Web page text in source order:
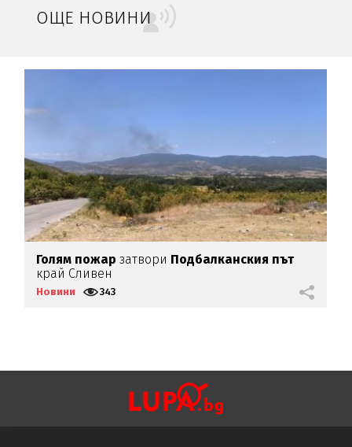
ОЩЕ НОВИНИ
Голям пожар затвори Подбалканския път
край Сливен
Новини 343